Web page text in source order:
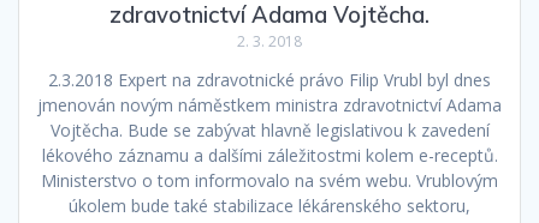
zdravotnictví Adama Vojtěcha.
2. 3. 2018
2.3.2018 Expert na zdravotnické právo Filip Vrubl byl dnes
jmenován novým náměstkem ministra zdravotnictví Adama
Vojtěcha. Bude se zabývat hlavně legislativou k zavedení
lékového záznamu a dalšími záležitostmi kolem e-receptů.
Ministerstvo o tom informovalo na svém webu. Vrublovým
úkolem bude také stabilizace lékárenského sektoru,